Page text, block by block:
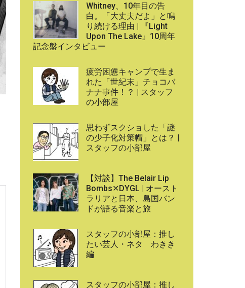
Whitney、10年目の告
白。「大丈夫だよ」と鳴
り続ける理由 | 『Light
Upon The Lake』10周年
記念盤インタビュー
疲労困憊キャンプで生ま
れた「世紀末」チョコバ
ナナ事件！？ | スタッフ
の小部屋
思わずスクショした「謎
の少子化対策帽」とは？ |
スタッフの小部屋
【対談】The Belair Lip
Bombs✕DYGL | オースト
ラリアと日本、島国バン
ドが語る音楽と旅
スタッフの小部屋：推し
たい芸人・ネタ わきき
編
スタッフの小部屋：推し